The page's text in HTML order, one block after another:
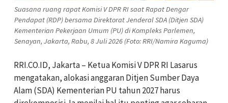
Suasana ruang rapat Komisi V DPR RI saat Rapat Dengar
Pendapat (RDP) bersama Direktorat Jenderal SDA (Ditjen SDA)
Kementerian Pekerjaan Umum (PU) di Kompleks Parlemen,
Senayan, Jakarta, Rabu, 8 Juli 2026 (Foto: RRI/Namira Kaguma)
RRI.CO.ID, Jakarta – Ketua Komisi V DPR RI Lasarus
mengatakan, alokasi anggaran Ditjen Sumber Daya
Alam (SDA) Kementerian PU tahun 2027 harus